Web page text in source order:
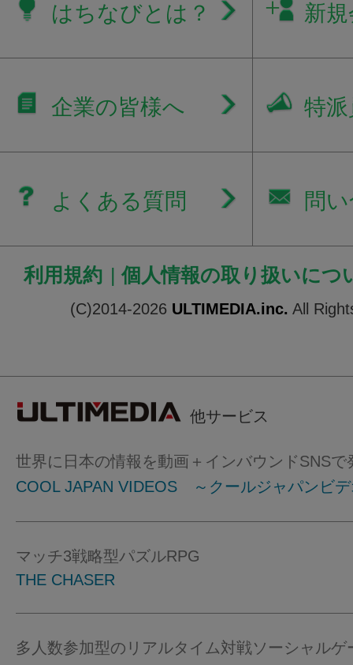
はちなびとは？ 新
企業の皆様へ 特
よくある質問 問
利用規約 | 個人情報の取り扱いにつ
(C)2014-2026 ULTIMEDIA.inc. All
他サービス
世界に日本の情報を動画＋インバウンドSNSで
COOL JAPAN VIDEOS ～クールジャパンビ
マッチ3戦略型パズルRPG
THE CHASER
多人数参加型のリアルタイム対戦ソーシャルゲ